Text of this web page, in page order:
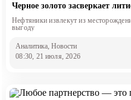
Черное золото засверкает
Нефтяники извлекут из
выгоду
Аналитика, Новости
08:30, 21 июля, 2026